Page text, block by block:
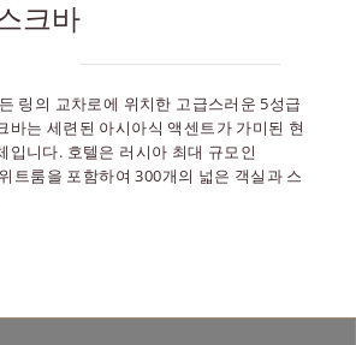
크바
링의 교차로에 위치한 고급스러운 5성급
바는 세련된 아시아식 액센트가 가미된 현
입니다. 호텔은 러시아 최대 규모인
트룸을 포함하여 300개의 넓은 객실과 스